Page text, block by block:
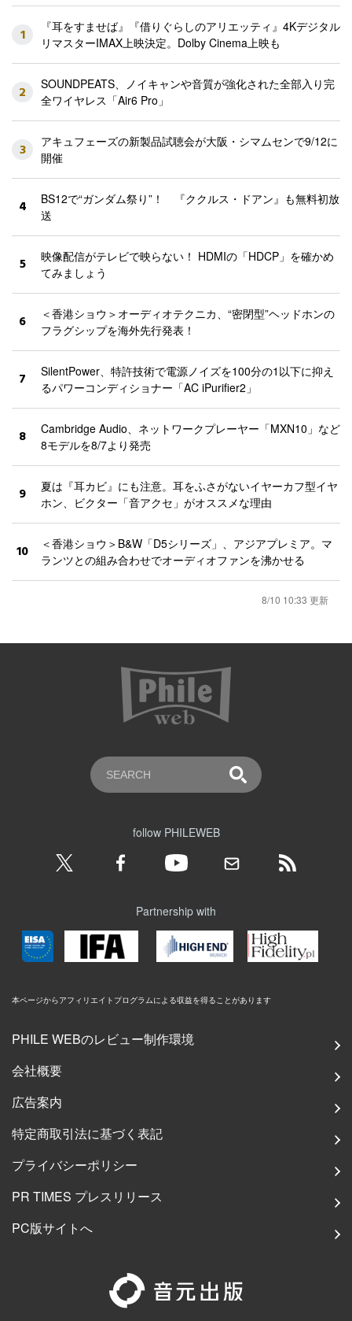
1
『耳をすませば』『借りぐらしのアリエッティ』4Kデジタル
リマスターIMAX上映決定。Dolby Cinema上映も
2
SOUNDPEATS、ノイキャンや音質が強化された全部入り完
全ワイヤレス「Air6 Pro」
3
アキュフェーズの新製品試聴会が大阪・シマムセンで9/12に
開催
4
BS12で“ガンダム祭り”！ 『ククルス・ドアン』も無料初放
送
5
映像配信がテレビで映らない！ HDMIの「HDCP」を確かめ
てみましょう
6
＜香港ショウ＞オーディオテクニカ、“密閉型”ヘッドホンの
フラグシップを海外先行発表！
7
SilentPower、特許技術で電源ノイズを100分の1以下に抑え
るパワーコンディショナー「AC iPurifier2」
8
Cambridge Audio、ネットワークプレーヤー「MXN10」など
8モデルを8/7より発売
9
夏は『耳カビ』にも注意。耳をふさがないイヤーカフ型イヤ
ホン、ビクター「音アクセ」がオススメな理由
10
＜香港ショウ＞B&W「D5シリーズ」、アジアプレミア。マ
ランツとの組み合わせでオーディオファンを沸かせる
8/10 10:33 更新
follow PHILEWEB
Partnership with
本ページからアフィリエイトプログラムによる収益を得ることがあります
PHILE WEBのレビュー制作環境
会社概要
広告案内
特定商取引法に基づく表記
プライバシーポリシー
PR TIMES プレスリリース
PC版サイトへ